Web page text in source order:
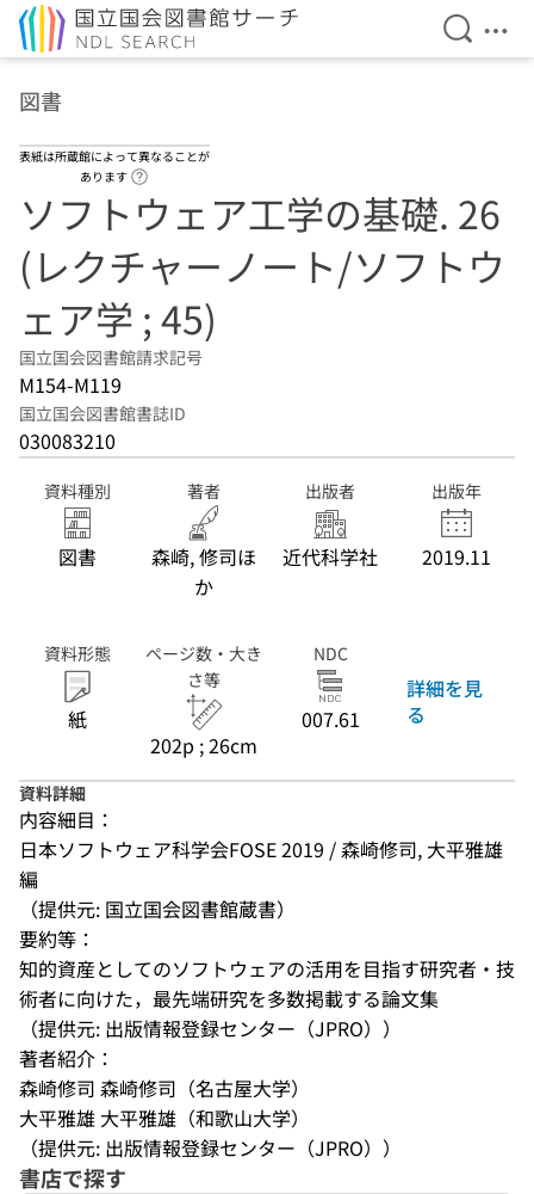
検索を
メ
図書
表紙は所蔵館によって異なることが
あります
ソフトウェア工学の基礎. 26
(レクチャーノート/ソフトウ
ェア学 ; 45)
国立国会図書館請求記号
M154-M119
国立国会図書館書誌ID
030083210
資料種別
図書
著者
森崎, 修司ほ
か
出版者
近代科学社
出版年
2019.11
資料形態
紙
ページ数・大き
さ等
202p ; 26cm
NDC
007.61
詳細を見
る
資料詳細
内容細目：
日本ソフトウェア科学会FOSE 2019 / 森崎修司, 大平雅雄
編
（提供元: 国立国会図書館蔵書）
要約等：
知的資産としてのソフトウェアの活用を目指す研究者・技
術者に向けた，最先端研究を多数掲載する論文集
（提供元: 出版情報登録センター（JPRO））
著者紹介：
森崎修司 森崎修司（名古屋大学）
大平雅雄 大平雅雄（和歌山大学）
（提供元: 出版情報登録センター（JPRO））
書店で探す